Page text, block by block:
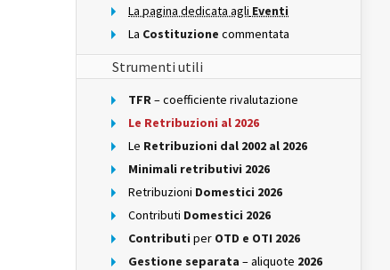
La pagina dedicata agli Eventi
La Costituzione commentata
Strumenti utili
TFR– coefficiente rivalutazione
Le Retribuzioni al 2026
Le Retribuzioni dal 2002 al 2026
Minimali retributivi 2026
Retribuzioni Domestici 2026
Contributi Domestici 2026
Contributi per OTD e OTI 2026
Gestione separata – aliquote 2026